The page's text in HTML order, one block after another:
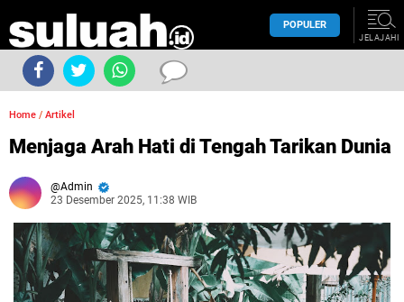
POPULER
JELAJAHI
Home / Artikel
Menjaga Arah Hati di Tengah Tarikan Dunia
Admin
23 Desember 2025, 11:38 WIB